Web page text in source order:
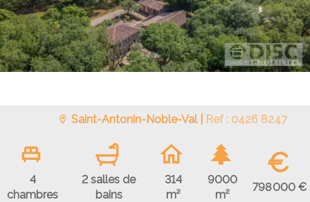
Saint-Antonin-Noble-Val | Ref : 0426 8247
4
chambres
2 salles de
bains
314
m²
9000
m²
€
798 000 €